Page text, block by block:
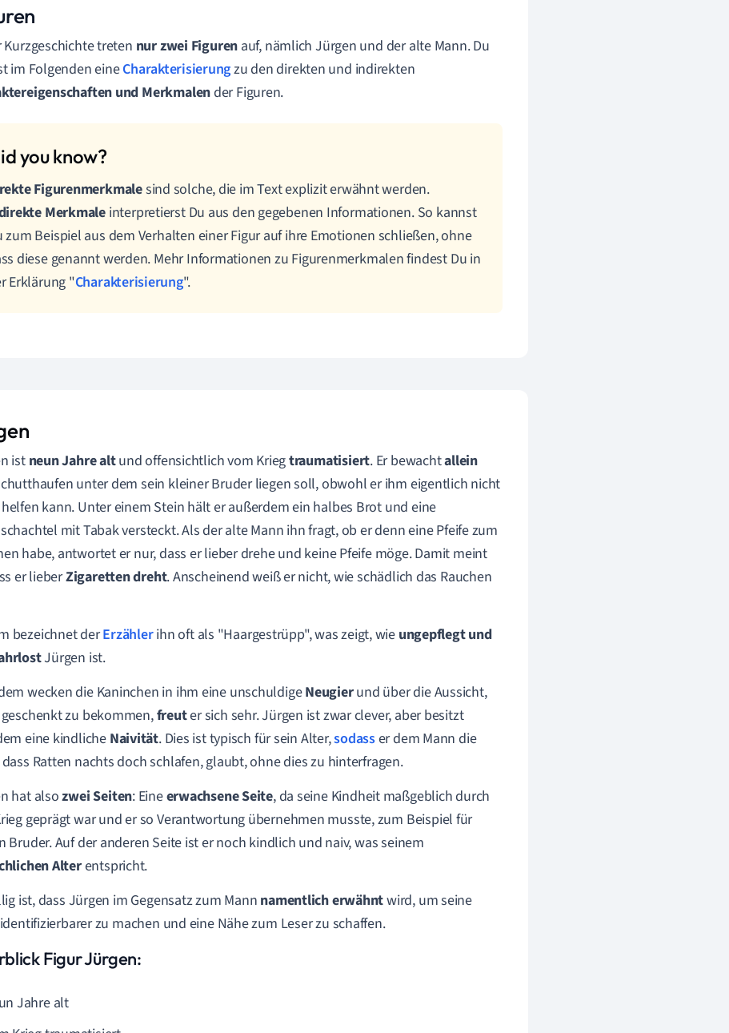
Kurzgeschichte treten nur zwei Figuren auf, nämlich Jürgen und der alte Mann. Du
im Folgenden eineCharakterisierungzu den direkten und indirekten
und Merkmalender Figuren.
Figurenmerkmalesind solche, die im Text explizit erwähnt werden.
Merkmale interpretierst Du aus den gegebenen Informationen. So kannst
zum Beispiel aus dem Verhalten einer Figur auf ihre Emotionen schließen, ohne
diese genannt werden. Mehr Informationen zu Figurenmerkmalen findest Du in
Erklärung "Charakterisierung".
ist neun Jahre altund offensichtlich vom Kriegtraumatisiert. Er bewachtallein
unter dem sein kleiner Bruder liegen soll, obwohl er ihm eigentlich nicht
kann. Unter einem Stein hält er außerdem ein halbes Brot und eine
mit Tabak versteckt. Als der alte Mann ihn fragt, ob er denn eine Pfeife zum
habe, antwortet er nur, dass er lieber drehe und keine Pfeife möge. Damit meint
er lieberZigaretten dreht. Anscheinend weiß er nicht, wie schädlich das Rauchen
bezeichnet derErzählerihn oft als "Haargestrüpp", was zeigt, wie ungepflegt und
Jürgen ist.
wecken die Kaninchen in ihm eine unschuldigeNeugierund über die Aussicht,
zu bekommen,freuter sich sehr. Jürgen ist zwar clever, aber besitzt
eine kindlicheNaivität. Dies ist typisch für sein Alter,sodasser dem Mann die
dass Ratten nachts doch schlafen, glaubt, ohne dies zu hinterfragen.
hat alsozwei Seiten: Eineerwachsene Seite, da seine Kindheit maßgeblich durch
geprägt war und er so Verantwortung übernehmen musste, zum Beispiel für
Bruder. Auf der anderen Seite ist er noch kindlich und naiv, was seinem
Alterentspricht.
ist, dass Jürgen im Gegensatz zum Mann namentlich erwähntwird, um seine
zu machen und eine Nähe zum Leser zu schaffen.
Figur Jürgen:
Jahre alt